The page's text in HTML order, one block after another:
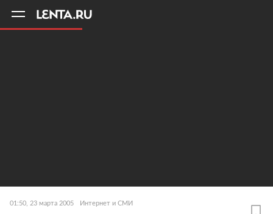
01:50, 23 марта 2005 Интернет и СМИ